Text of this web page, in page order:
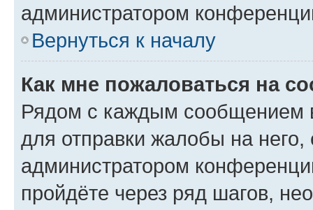
администратором
Вернуться к началу
Как мне пожаловаться на
Рядом с каждым сообщением
для отправки жалобы на
администратором
пройдёте через ряд шагов,